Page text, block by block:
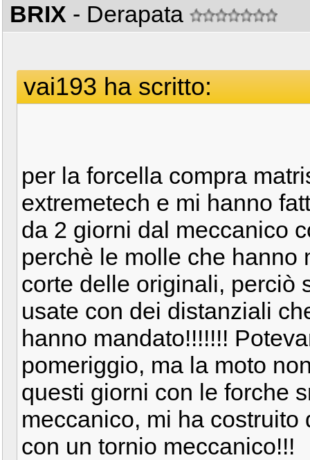
BRIX - Derapata
vai193 ha scritto:
per la forcella compra
extremetech e mi hanno
da 2 giorni dal meccanico
perchè le molle che hanno
corte delle originali, perciò
usate con dei distanziali
hanno mandato!!!!!!!
pomeriggio, ma la moto
questi giorni con le forche
meccanico, mi ha
con un tornio meccanico!!!